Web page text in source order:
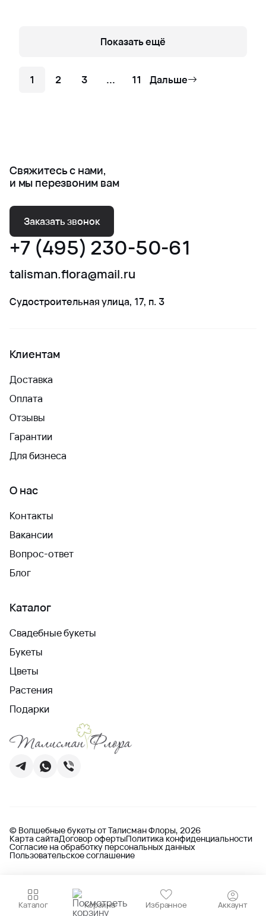
Показать ещё
1 2 3 ... 11 Дальше
Каталог Корзина Избранное Аккаунт
Свяжитесь с нами,
и мы перезвоним вам
Заказать звонок
+7 (495) 230-50-61
talisman.flora@mail.ru
Судостроительная улица, 17, п. 3
Клиентам
Доставка
Оплата
Отзывы
Гарантии
Для бизнеса
О нас
Контакты
Вакансии
Вопрос-ответ
Блог
Каталог
Свадебные букеты
Букеты
Цветы
Растения
Подарки
© Волшебные букеты от Талисман Флоры, 2026
Карта сайтаДоговор офертыПолитика конфиденциальности
Согласие на обработку персональных данных
Пользовательское соглашение